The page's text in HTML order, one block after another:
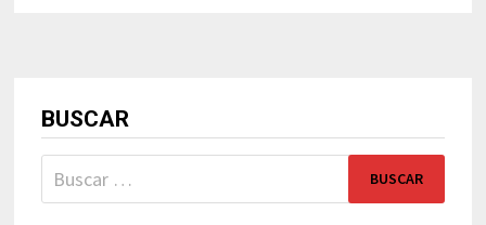
BUSCAR
Buscar: